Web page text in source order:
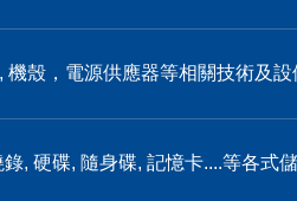
機殼，電源供應器等相關技術及
, 硬碟, 隨身碟, 記憶卡....等各式